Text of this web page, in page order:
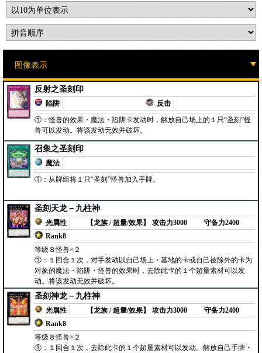
反射之圣刻印
陷阱
反击
①：怪兽的效果・魔法・陷阱卡发动时，解放自己场上的１只“圣刻”怪
兽可以发动。将该发动无效并破坏。
召集之圣刻印
魔法
①：从牌组将１只“圣刻”怪兽加入手牌。
圣刻天龙－九柱神
光属性
【龙族 / 超量/效果】
Rank8
攻击力3000 守备力2400
等级８怪兽×２
①：１回合１次，对手发动以自己场上・墓地的卡或自己被除外的卡为
对象的魔法・陷阱・怪兽的效果时，去除此卡的１个超量素材可以发
动。将该发动无效并破坏。
圣刻神龙－九柱神
光属性
【龙族 / 超量/效果】
Rank8
攻击力3000 守备力2400
等级８怪兽×２
①：１回合１次，去除此卡的１个超量素材可以发动。解放自己手牌・